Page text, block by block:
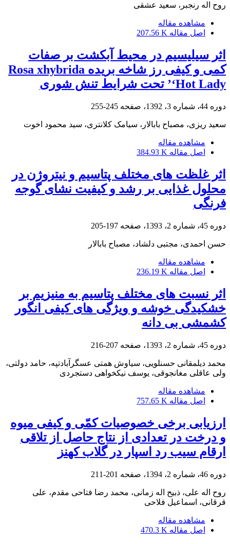
روح اله رنجبر، سعید عشقی
مشاهده مقاله
اصل مقاله 207.56 K
اثر سیلیسیم در محیط آبکشت بر صفات
کمی و کیفی رز شاخه بریده Rosa xhybrida
‘Hot Lady’ تحت شرایط تنش شوری
دوره 44، شماره 3، 1392، صفحه 245-255
سعید ریزی، مصباح بابالار، سیامک کلانتری، سید محمود اخوت
مشاهده مقاله
اصل مقاله 384.93 K
اثر غلظت‏ های مختلف پتاسیم و نیتروژن در
محلول غذایی بر رشد و کیفیت نشای گوجه‏
فرنگی
دوره 45، شماره 2، 1393، صفحه 197-205
حسن احمدی، مجتبی دلشاد، مصباح بابالار
مشاهده مقاله
اصل مقاله 236.19 K
اثر نسبت‏ های مختلف پتاسیم به منیزیم بر
خشکیدگی خوشه و ویژگی‏ های کیفی انگور
کشمشی بی‏ دانه
دوره 45، شماره 2، 1393، صفحه 207-216
محمد دیلمقانی حسنلویی، سیاوش همتی عسگرآبادتپه، حامد دولتی،
ولی عاقلی مغانجوقی، یوسف نیکخواهی دستجردی
مشاهده مقاله
اصل مقاله 757.65 K
ارزیابی برخی خصوصیات کمّی و کیفی میوه
و درخت در تعدادی از نتاج حاصل از تلاقی
ارقام سیب رد اسپار در گلاب کهنز
دوره 46، شماره 2، 1394، صفحه 201-211
روح اله علی، ذبیح اله زمانی، محمد رضا فتاحی مقدم، علی
قرقانی، اسماعیل فلاحی
مشاهده مقاله
اصل مقاله 470.3 K